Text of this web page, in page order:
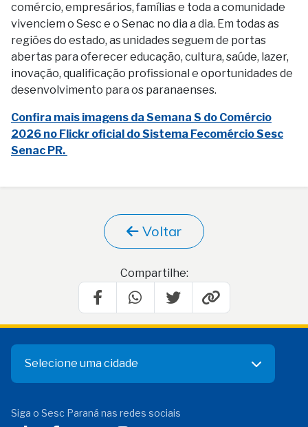
comércio, empresários, famílias e toda a comunidade
vivenciem o Sesc e o Senac no dia a dia. Em todas as
regiões do estado, as unidades seguem de portas
abertas para oferecer educação, cultura, saúde, lazer,
inovação, qualificação profissional e oportunidades de
desenvolvimento para os paranaenses.
Confira mais imagens da Semana S do Comércio
2026 no Flickr oficial do Sistema Fecomércio Sesc
Senac PR.
Voltar
Compartilhe:
Selecione uma cidade
Siga o Sesc Paraná nas redes sociais